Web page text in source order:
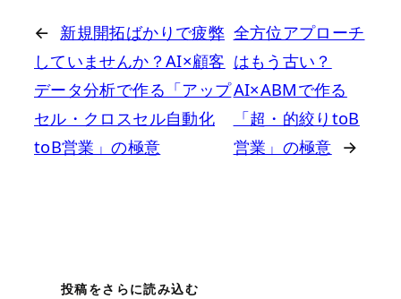
← 新規開拓ばかりで疲弊
していませんか？AI×顧客
データ分析で作る「アップ
セル・クロスセル自動化
toB営業」の極意
全方位アプローチ
はもう古い？
AI×ABMで作る
「超・的絞りtoB
営業」の極意 →
投稿をさらに読み込む